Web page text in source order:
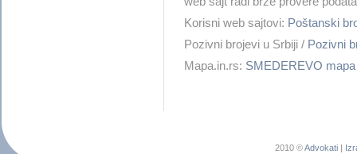
Korisni web sajtovi: Poštanski
Pozivni brojevi u Srbiji / Pozivni
Mapa.in.rs: SMEDEREVO mapa
2010 ©Advokati